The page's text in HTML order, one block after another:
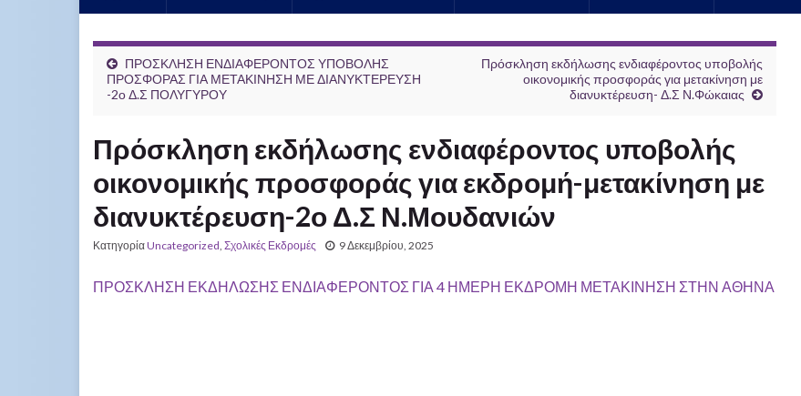
ΠΡΟΣΚΛΗΣΗ ΕΝΔΙΑΦΕΡΟΝΤΟΣ ΥΠΟΒΟΛΗΣ
ΠΡΟΣΦΟΡΑΣ ΓΙΑ ΜΕΤΑΚΙΝΗΣΗ ΜΕ ΔΙΑΝΥΚΤΕΡΕΥΣΗ
-2ο Δ.Σ ΠΟΛΥΓΥΡΟΥ
Πρόσκληση εκδήλωσης ενδιαφέροντος υποβολής
οικονομικής προσφοράς για μετακίνηση με
διανυκτέρευση- Δ.Σ Ν.Φώκαιας
Πρόσκληση εκδήλωσης ενδιαφέροντος υποβολής
οικονομικής προσφοράς για εκδρομή-μετακίνηση με
διανυκτέρευση-2ο Δ.Σ Ν.Μουδανιών
ΚατηγορίαUncategorized, Σχολικές Εκδρομές 9 Δεκεμβρίου, 2025
ΠΡΟΣΚΛΗΣΗ ΕΚΔΗΛΩΣΗΣ ΕΝΔΙΑΦΕΡΟΝΤΟΣ ΓΙΑ 4 ΗΜΕΡΗ ΕΚΔΡΟΜΗ ΜΕΤΑΚΙΝΗΣΗ ΣΤΗΝ ΑΘΗΝΑ